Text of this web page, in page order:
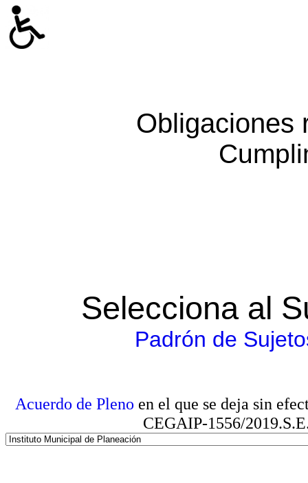
Obligaciones
Selecciona al
Padrón de
Acuerdo de Pleno en el que se deja sin
CEGAIP-1556/